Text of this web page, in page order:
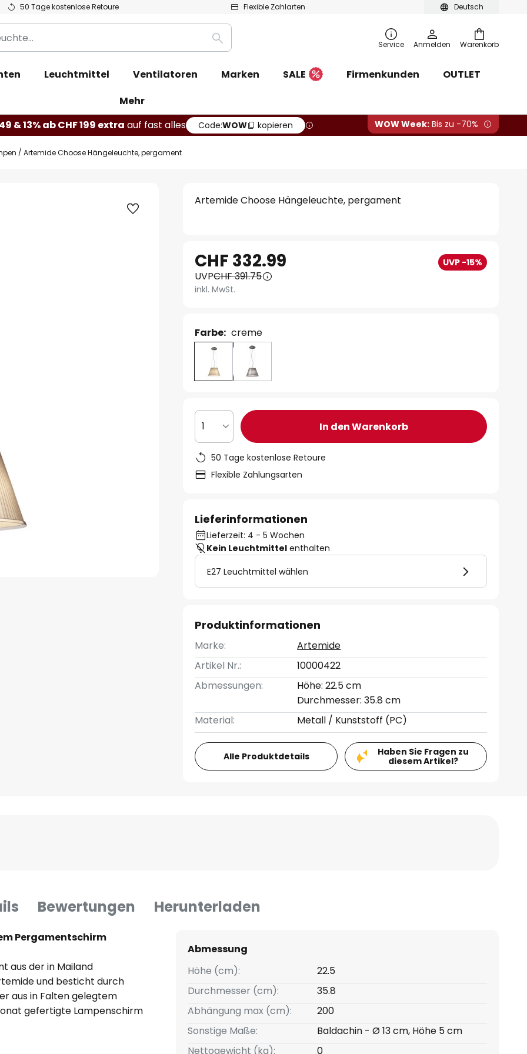
Deutsch
50 Tage kostenlose Retoure Flexible Zahlarten
Warenkorb
Suche Service Anmelden
Leuchtmittel Ventilatoren Marken SALE Firmenkunden
OUTLET
Mehr
& 13% ab CHF 199 extra auf fast alles Code:WOW kopieren WOW Week: Bis zu -70%
Artemide Choose Hängeleuchte, pergament
Artemide Choose Hängeleuchte, pergament
CHF 332.99 UVP -15%
UVPCHF 391.75
inkl. MwSt.
Farbe: creme
1 In den Warenkorb
50 Tage kostenlose Retoure
Flexible Zahlungsarten
Lieferinformationen
Lieferzeit: 4 - 5 Wochen
Kein Leuchtmittel enthalten
E27 Leuchtmittel wählen
Produktinformationen
Marke:
Artemide
Artikel Nr.:
10000422
Abmessungen:
Höhe: 22.5 cm
Durchmesser: 35.8 cm
Material:
Metall / Kunststoff (PC)
Alle Produktdetails
Haben Sie Fragen zu
diesem Artikel?
Bewertungen Herunterladen
Pergamentschirm
aus der in Mailand
und besticht durch
aus in Falten gelegtem
gefertigte Lampenschirm
sowie einmalige Optik.
Abmessung
Höhe (cm):
22.5
Durchmesser (cm):
35.8
Abhängung max (cm):
200
Sonstige Maße:
Baldachin - Ø 13 cm, Höhe 5 cm
Nettogewicht (kg):
0